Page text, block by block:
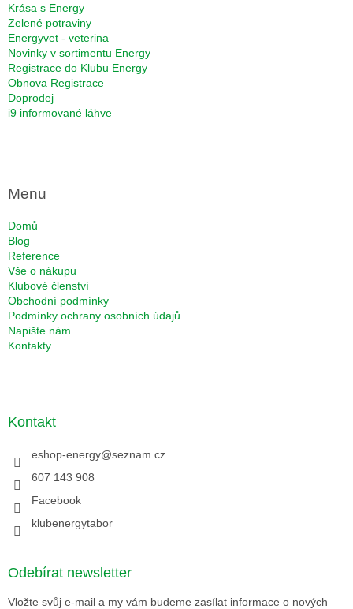
Krása s Energy
Zelené potraviny
Energyvet - veterina
Novinky v sortimentu Energy
Registrace do Klubu Energy
Obnova Registrace
Doprodej
i9 informované láhve
Menu
Domů
Blog
Reference
Vše o nákupu
Klubové členství
Obchodní podmínky
Podmínky ochrany osobních údajů
Napište nám
Kontakty
Kontakt
eshop-energy@seznam.cz
607 143 908
Facebook
klubenergytabor
Odebírat newsletter
Vložte svůj e-mail a my vám budeme zasílat informace o nových